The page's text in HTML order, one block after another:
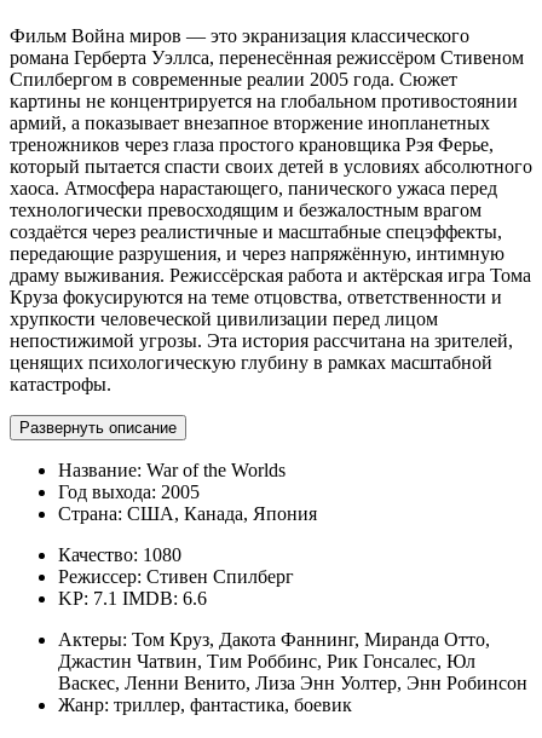
Фильм Война миров — это экранизация классического
романа Герберта Уэллса, перенесённая режиссёром Стивеном
Спилбергом в современные реалии 2005 года. Сюжет
картины не концентрируется на глобальном противостоянии
армий, а показывает внезапное вторжение инопланетных
треножников через глаза простого крановщика Рэя Ферье,
который пытается спасти своих детей в условиях абсолютного
хаоса. Атмосфера нарастающего, панического ужаса перед
технологически превосходящим и безжалостным врагом
создаётся через реалистичные и масштабные спецэффекты,
передающие разрушения, и через напряжённую, интимную
драму выживания. Режиссёрская работа и актёрская игра Тома
Круза фокусируются на теме отцовства, ответственности и
хрупкости человеческой цивилизации перед лицом
непостижимой угрозы. Эта история рассчитана на зрителей,
ценящих психологическую глубину в рамках масштабной
катастрофы.
Развернуть описание
Название: War of the Worlds
Год выхода: 2005
Страна: США, Канада, Япония
Качество: 1080
Режиссер: Стивен Спилберг
KP: 7.1 IMDB: 6.6
Актеры: Том Круз, Дакота Фаннинг, Миранда Отто,
Джастин Чатвин, Тим Роббинс, Рик Гонсалес, Юл
Васкес, Ленни Венито, Лиза Энн Уолтер, Энн Робинсон
Жанр: триллер, фантастика, боевик